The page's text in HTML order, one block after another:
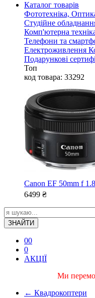
Каталог товарів
Фототехніка,
Студійне
Комп'ютерна
Телефони та
Електроживлення
Подарункові
Топ
код товара: 33292
Canon EF 50mm f
6499 ₴
ЗНАЙТИ
00
0
АКЦІЇ
Ми
← Квадрокоптери